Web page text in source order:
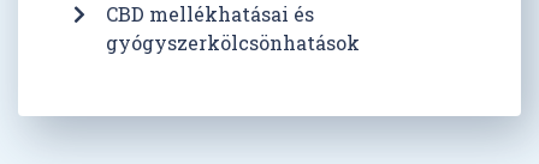
CBD mellékhatásai és
gyógyszerkölcsönhatások